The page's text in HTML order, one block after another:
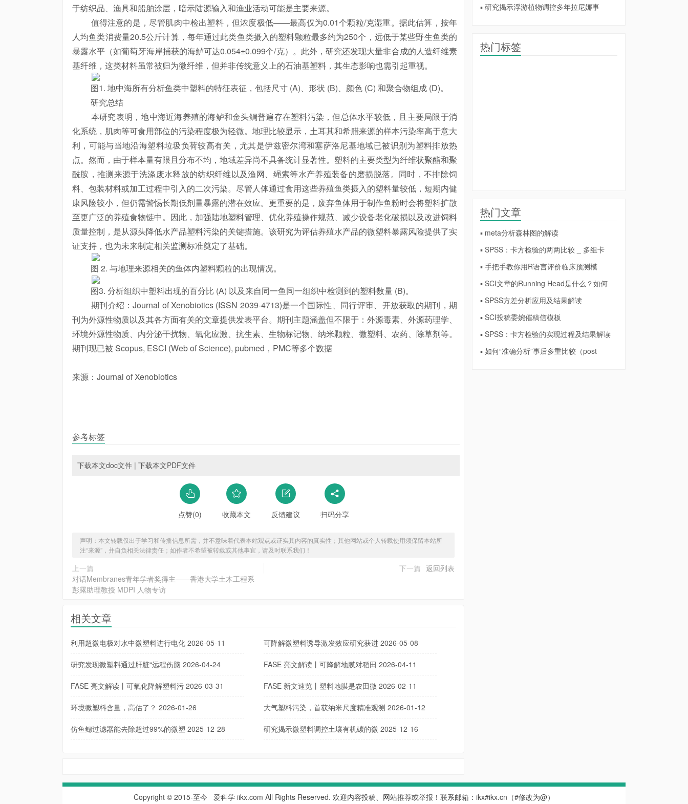
于纺织品、渔具和船舶涂层，暗示陆源输入和渔业活动可能是主要来源。
值得注意的是，尽管肌肉中检出塑料，但浓度极低——最高仅为0.01个颗粒/克湿重。据此估算，按年
人均鱼类消费量20.5公斤计算，每年通过此类鱼类摄入的塑料颗粒最多约为250个，远低于某些野生鱼类的
暴露水平（如葡萄牙海岸捕获的海鲈可达0.054±0.099个/克）。此外，研究还发现大量非合成的人造纤维素
基纤维，这类材料虽常被归为微纤维，但并非传统意义上的石油基塑料，其生态影响也需引起重视。
图1. 地中海所有分析鱼类中塑料的特征表征，包括尺寸 (A)、形状 (B)、颜色 (C) 和聚合物组成 (D)。
研究总结
本研究表明，地中海近海养殖的海鲈和金头鲷普遍存在塑料污染，但总体水平较低，且主要局限于消
化系统，肌肉等可食用部位的污染程度极为轻微。地理比较显示，土耳其和希腊来源的样本污染率高于意大
利，可能与当地沿海塑料垃圾负荷较高有关，尤其是伊兹密尔湾和塞萨洛尼基地域已被识别为塑料排放热
点。然而，由于样本量有限且分布不均，地域差异尚不具备统计显著性。塑料的主要类型为纤维状聚酯和聚
酰胺，推测来源于洗涤废水释放的纺织纤维以及渔网、绳索等水产养殖装备的磨损脱落。同时，不排除饲
料、包装材料或加工过程中引入的二次污染。尽管人体通过食用这些养殖鱼类摄入的塑料量较低，短期内健
康风险较小，但仍需警惕长期低剂量暴露的潜在效应。更重要的是，废弃鱼体用于制作鱼粉时会将塑料扩散
至更广泛的养殖食物链中。因此，加强陆地塑料管理、优化养殖操作规范、减少设备老化破损以及改进饲料
质量控制，是从源头降低水产品塑料污染的关键措施。该研究为评估养殖水产品的微塑料暴露风险提供了实
证支持，也为未来制定相关监测标准奠定了基础。
图 2. 与地理来源相关的鱼体内塑料颗粒的出现情况。
图3. 分析组织中塑料出现的百分比 (A) 以及来自同一鱼同一组织中检测到的塑料数量 (B)。
期刊介绍：Journal of Xenobiotics (ISSN 2039-4713)是一个国际性、同行评审、开放获取的期刊，期
刊为外源性物质以及其各方面有关的文章提供发表平台。期刊主题涵盖但不限于：外源毒素、外源药理学、
环境外源性物质、内分泌干扰物、氧化应激、抗生素、生物标记物、纳米颗粒、微塑料、农药、除草剂等。
期刊现已被 Scopus, ESCI (Web of Science), pubmed ，PMC等多个数据
来源：Journal of Xenobiotics
参考标签
下载本文doc文件 | 下载本文PDF文件
点赞(0) 收藏本文 反馈建议 扫码分享
声明：本文转载仅出于学习和传播信息所需，并不意味着代表本站观点或证实其内容的真实性；其他网站或个人转载使用须保留本站所
注“来源”，并自负相关法律责任；如作者不希望被转载或其他事宜，请及时联系我们！
上一篇
对话Membranes青年学者奖得主——香港大学土木工程系
彭露助理教授 MDPI 人物专访
下一篇 返回列表
相关文章
利用超微电极对水中微塑料进行电化 2026-05-11 可降解微塑料诱导激发效应研究获进2026-05-08
研究发现微塑料通过肝脏“远程伤脑 2026-04-24 FASE 亮文解读丨可降解地膜对稻田 2026-04-11
FASE 亮文解读丨可氧化降解塑料污 2026-03-31 FASE 新文速览丨塑料地膜是农田微 2026-02-11
环境微塑料含量，高估了？ 2026-01-26 大气塑料污染，首获纳米尺度精准观测 2026-01-12
仿鱼鳃过滤器能去除超过99%的微塑 2025-12-28 研究揭示微塑料调控土壤有机碳的微 2025-12-16
▪ 研究揭示浮游植物调控多年拉尼娜事
热门标签
热门文章
▪ meta分析森林图的解读
▪ SPSS：卡方检验的两两比较 _ 多组卡
▪ 手把手教你用R语言评价临床预测模
▪ SCI文章的Running Head是什么？如何
▪ SPSS方差分析应用及结果解读
▪ SCI投稿委婉催稿信模板
▪ SPSS：卡方检验的实现过程及结果解读
▪ 如何“准确分析”事后多重比较（post
Copyright © 2015-至今 爱科学 iikx.com All Rights Reserved. 欢迎内容投稿、网站推荐或举报！联系邮箱：ikx#ikx.cn（#修改为@）